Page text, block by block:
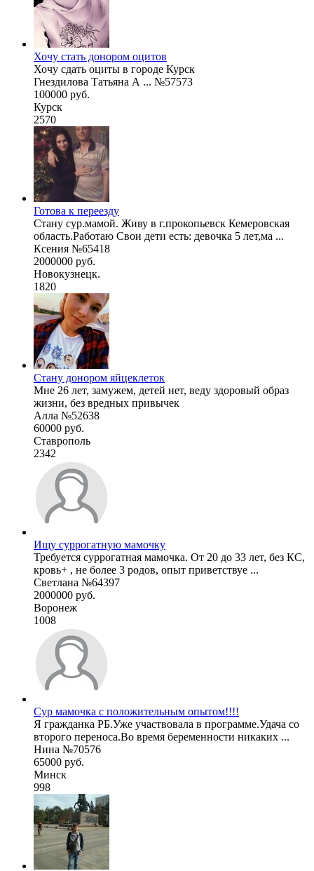
Хочу стать донором оцитов
Хочу сдать оциты в городе Курск
Гнездилова Татьяна А ... №57573
100000 руб.
Курск
2570
Готова к переезду
Стану сур.мамой. Живу в г.прокопьевск Кемеровская
область.Работаю Свои дети есть: девочка 5 лет,ма ...
Ксения №65418
2000000 руб.
Новокузнецк.
1820
Стану донором яйцеклеток
Мне 26 лет, замужем, детей нет, веду здоровый образ
жизни, без вредных привычек
Алла №52638
60000 руб.
Ставрополь
2342
Ищу суррогатную мамочку
Требуется суррогатная мамочка. От 20 до 33 лет, без КС,
кровь+ , не более 3 родов, опыт приветствуе ...
Светлана №64397
2000000 руб.
Воронеж
1008
Сур мамочка с положительным опытом!!!!
Я гражданка РБ.Уже участвовала в программе.Удача со
второго переноса.Во время беременности никаких ...
Нина №70576
65000 руб.
Минск
998